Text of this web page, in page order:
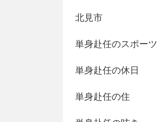
北見市
単身赴任のスポーツ
単身赴任の休日
単身赴任の住